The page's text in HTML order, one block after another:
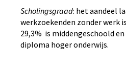
Scholingsgraad: het aandeel
werkzoekenden zonder werk
29,3% is middengeschoold en
diploma hoger onderwijs.